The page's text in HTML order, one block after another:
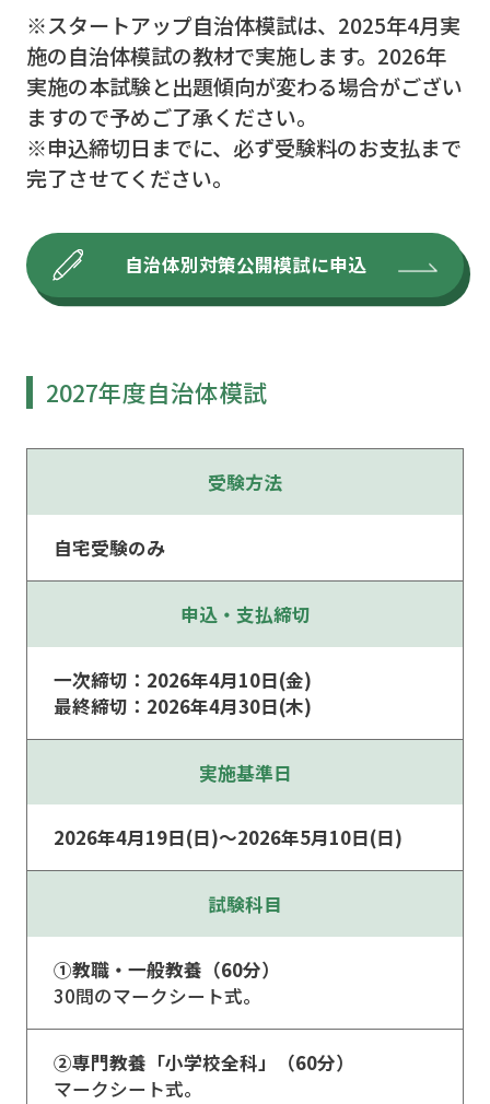
※スタートアップ自治体模試は、2025年4月実
施の自治体模試の教材で実施します。2026年
実施の本試験と出題傾向が変わる場合がござい
ますので予めご了承ください。
※申込締切⽇までに、必ず受験料のお⽀払まで
完了させてください。
自治体別対策公開模試に申込
2027年度自治体模試
受験方法
自宅受験のみ
申込・支払締切
一次締切：2026年4月10日(金)
最終締切：2026年4月30日(木)
実施基準日
2026年4月19日(日)〜2026年5月10日(日)
試験科目
①教職・一般教養（60分）
30問のマークシート式。
②専門教養「小学校全科」（60分）
マークシート式。